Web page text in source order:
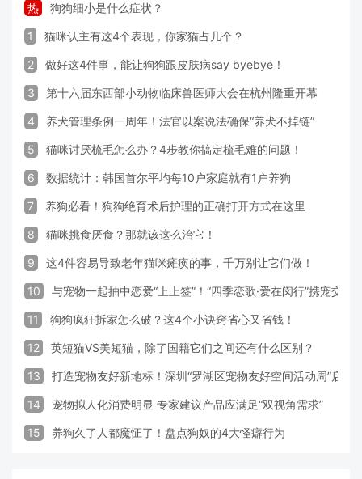
热 狗狗细小是什么症状？
1 猫咪认主有这4个表现，你家猫占几个？
2 做好这4件事，能让狗狗跟皮肤病say byebye！
3 第十六届东西部小动物临床兽医师大会在杭州隆重开幕
4 养犬管理条例一周年！法官以案说法确保“养犬不掉链”
5 猫咪讨厌梳毛怎么办？4步教你搞定梳毛难的问题！
6 数据统计：韩国首尔平均每10户家庭就有1户养狗
7 养狗必看！狗狗绝育术后护理的正确打开方式在这里
8 猫咪挑食厌食？那就该这么治它！
9 这4件容易导致老年猫咪瘫痪的事，千万别让它们做！
10 与宠物一起抽中恋爱“上上签”！“四季恋歌·爱在闵行”携宠交友
11 狗狗疯狂拆家怎么破？这4个小诀窍省心又省钱！
12 英短猫VS美短猫，除了国籍它们之间还有什么区别？
13 打造宠物友好新地标！深圳“罗湖区宠物友好空间活动周”启动
14 宠物拟人化消费明显 专家建议产品应满足“双视角需求”
15 养狗久了人都魔怔了！盘点狗奴的4大怪癖行为